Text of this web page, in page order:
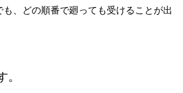
も、どの順番で廻っても受けることが出